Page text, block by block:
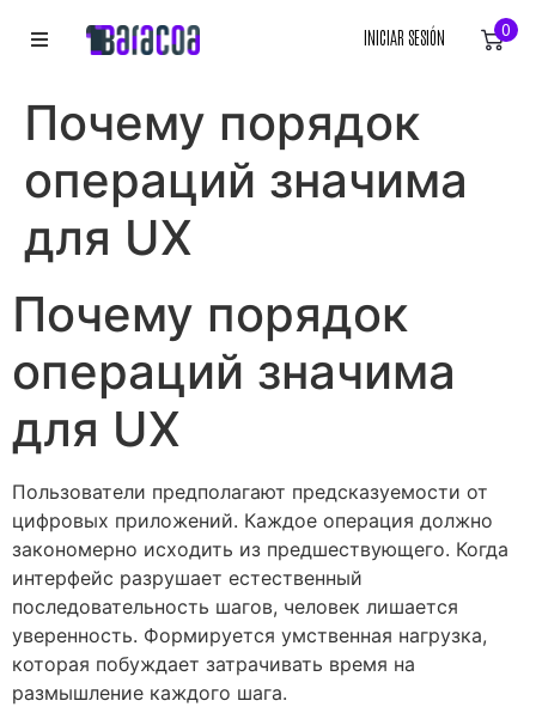
RÓTULOS
INICIAR SESIÓN 0
Почему порядок
операций значима
для UX
Почему порядок
операций значима
для UX
Пользователи предполагают предсказуемости от
цифровых приложений. Каждое операция должно
закономерно исходить из предшествующего. Когда
интерфейс разрушает естественный
последовательность шагов, человек лишается
уверенность. Формируется умственная нагрузка,
которая побуждает затрачивать время на
размышление каждого шага.